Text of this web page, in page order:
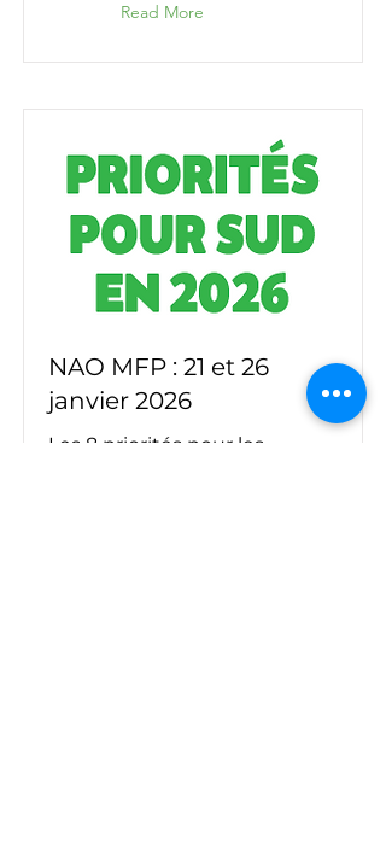
Read More
NAO MFP : 21 et 26
janvier 2026
Les 8 priorités pour les